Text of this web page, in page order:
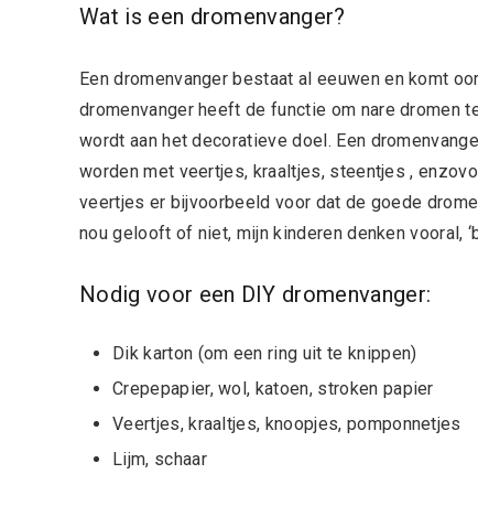
Wat is een dromenvanger?
Een dromenvanger bestaat al eeuwen en komt
dromenvanger heeft de functie om nare dromen
wordt aan het decoratieve doel. Een
worden met veertjes, kraaltjes, steentjes ,
veertjes er bijvoorbeeld voor dat de goede
nou gelooft of niet, mijn kinderen denken vooral,
Nodig voor een DIY dromenvanger:
Dik karton (om een ring uit te knippen)
Crepepapier, wol, katoen, stroken papier
Veertjes, kraaltjes, knoopjes, pomponnetjes
Lijm, schaar